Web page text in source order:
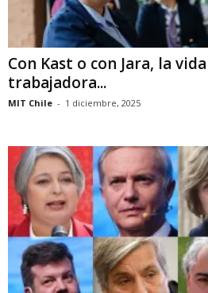
Con Kast o con Jara, la
trabajadora...
MIT Chile - 1 diciembre, 2025